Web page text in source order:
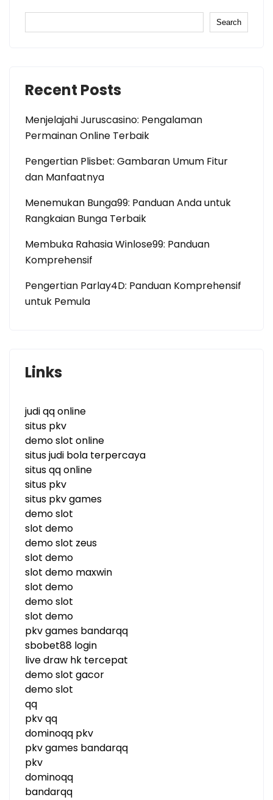
Search
Recent Posts
Menjelajahi Juruscasino: Pengalaman
Permainan Online Terbaik
Pengertian Plisbet: Gambaran Umum Fitur
dan Manfaatnya
Menemukan Bunga99: Panduan Anda untuk
Rangkaian Bunga Terbaik
Membuka Rahasia Winlose99: Panduan
Komprehensif
Pengertian Parlay4D: Panduan Komprehensif
untuk Pemula
Links
judi qq online
situs pkv
demo slot online
situs judi bola terpercaya
situs qq online
situs pkv
situs pkv games
demo slot
slot demo
demo slot zeus
slot demo
slot demo maxwin
slot demo
demo slot
slot demo
pkv games bandarqq
sbobet88 login
live draw hk tercepat
demo slot gacor
demo slot
qq
pkv qq
dominoqq pkv
pkv games bandarqq
pkv
dominoqq
bandarqq